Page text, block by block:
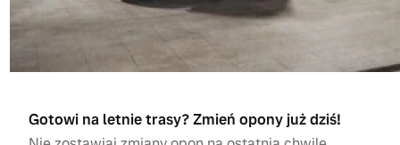
Gotowi na letnie trasy? Zmień opony już dziś!